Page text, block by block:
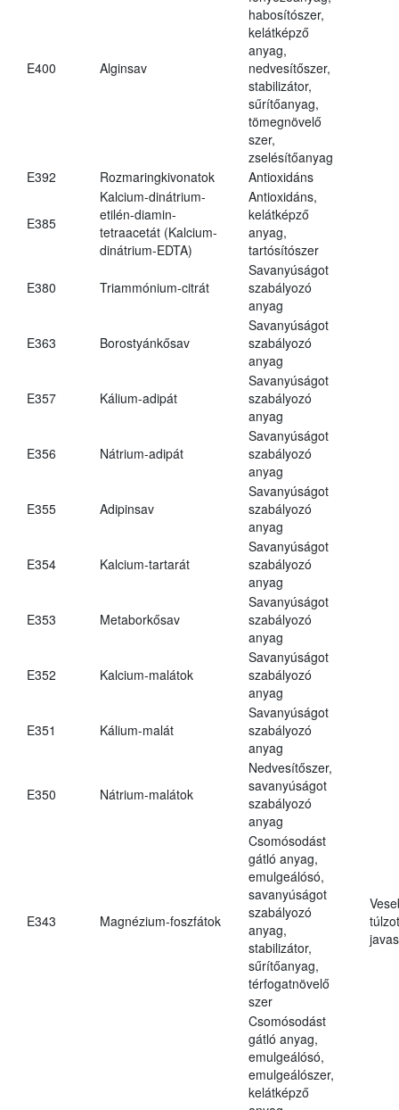
E400 Alginsav
habosítószer,
kelátképző
anyag,
nedvesítőszer,
stabilizátor,
sűrítőanyag,
tömegnövelő
szer,
zselésítőanyag
E392
Rozmaringkivonatok Antioxidáns
E385
Kalcium-dinátrium-
etilén-diamin-
tetraacetát (Kalcium-
dinátrium-EDTA)
Antioxidáns,
kelátképző
anyag,
tartósítószer
E380 Triammónium-citrát
Savanyúságot
szabályozó
anyag
E363 Borostyánkősav
Savanyúságot
szabályozó
anyag
E357 Kálium-adipát
Savanyúságot
szabályozó
anyag
E356 Nátrium-adipát
Savanyúságot
szabályozó
anyag
E355 Adipinsav
Savanyúságot
szabályozó
anyag
E354 Kalcium-tartarát
Savanyúságot
szabályozó
anyag
E353 Metaborkősav
Savanyúságot
szabályozó
anyag
E352 Kalcium-malátok
Savanyúságot
szabályozó
anyag
E351 Kálium-malát
Savanyúságot
szabályozó
anyag
E350 Nátrium-malátok
Nedvesítőszer,
savanyúságot
szabályozó
anyag
E343 Magnézium-foszfátok
Csomósodást
gátló anyag,
emulgeálósó,
savanyúságot
szabályozó
anyag,
stabilizátor,
sűrítőanyag,
térfogatnövelő
szer
Csomósodást
gátló anyag,
emulgeálósó,
emulgeálószer,
kelátképző